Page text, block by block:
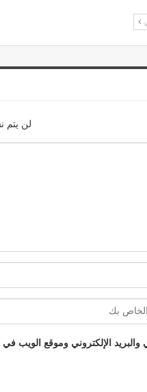
لن يتم
الإلكتروني وموقع الويب في